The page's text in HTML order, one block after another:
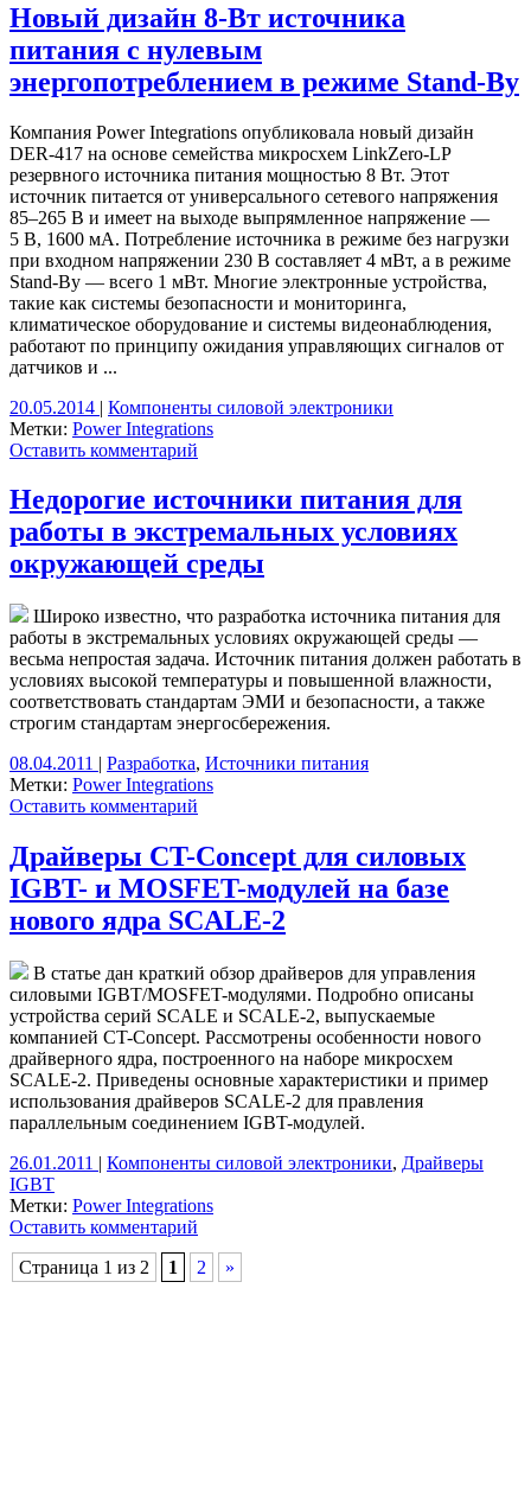
Новый дизайн 8-Вт источника
питания с нулевым
энергопотреблением в режиме Stand-By
Компания Power Integrations опубликовала новый дизайн
DER-417 на основе семейства микросхем LinkZero-LP
резервного источника питания мощностью 8 Вт. Этот
источник питается от универсального сетевого напряжения
85–265 В и имеет на выходе выпрямленное напряжение —
5 В, 1600 мА. Потребление источника в режиме без нагрузки
при входном напряжении 230 В составляет 4 мВт, а в режиме
Stand-By — всего 1 мВт. Многие электронные устройства,
такие как системы безопасности и мониторинга,
климатическое оборудование и системы видеонаблюдения,
работают по принципу ожидания управляющих сигналов от
датчиков и ...
20.05.2014 | Компоненты силовой электроники
Метки: Power Integrations
Оставить комментарий
Недорогие источники питания для
работы в экстремальных условиях
окружающей среды
Широко известно, что разработка источника питания для
работы в экстремальных условиях окружающей среды —
весьма непростая задача. Источник питания должен работать в
условиях высокой температуры и повышенной влажности,
соответствовать стандартам ЭМИ и безопасности, а также
строгим стандартам энергосбережения.
08.04.2011 | Разработка, Источники питания
Метки: Power Integrations
Оставить комментарий
Драйверы CT-Concept для силовых
IGBT- и MOSFET-модулей на базе
нового ядра SCALE-2
В статье дан краткий обзор драйверов для управления
силовыми IGBT/MOSFET-модулями. Подробно описаны
устройства серий SCALE и SCALE-2, выпускаемые
компанией CT-Concept. Рассмотрены особенности нового
драйверного ядра, построенного на наборе микросхем
SCALE-2. Приведены основные характеристики и пример
использования драйверов SCALE-2 для правления
параллельным соединением IGBT-модулей.
26.01.2011 | Компоненты силовой электроники, Драйверы
IGBT
Метки: Power Integrations
Оставить комментарий
Страница 1 из 2
1 2 »